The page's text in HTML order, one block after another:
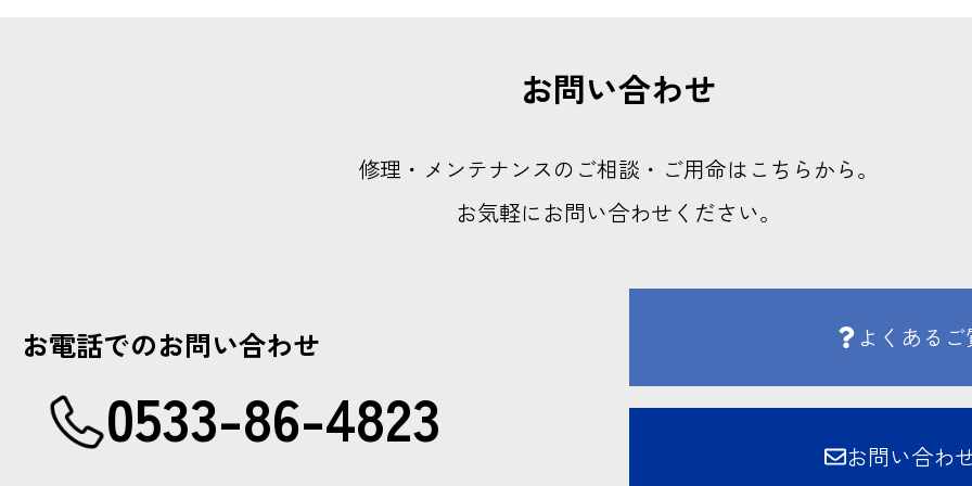
お問い合わせ
修理・メンテナンスのご相談・ご用命はこちらから。
お気軽にお問い合わせください。
お電話でのお問い合わせ
0533-86-4823
よくあるご
お問い合わ